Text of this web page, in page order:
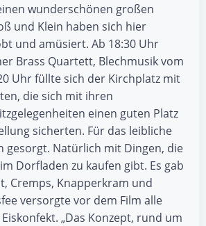
wunderschönen großen
und Klein haben sich hier
und amüsiert. Ab 18:30 Uhr
Brass Quartett, Blechmusik vom
Uhr füllte sich der Kirchplatz mit
die sich mit ihren
einen guten Platz
sicherten. Für das leibliche
gesorgt. Natürlich mit Dingen, die
Dorfladen zu kaufen gibt. Es gab
Cremps, Knapperkram und
versorgte vor dem Film alle
„Das Konzept, rund um